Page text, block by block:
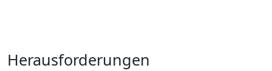
Herausforderungen